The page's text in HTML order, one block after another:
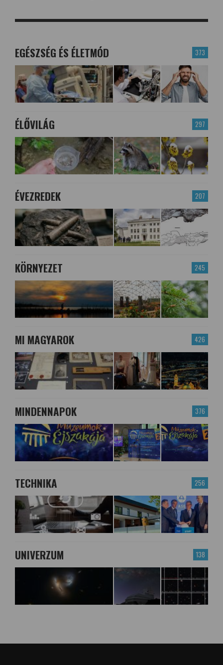
373
EGÉSZSÉG ÉS ÉLETMÓD
297
ÉLŐVILÁG
207
ÉVEZREDEK
245
KÖRNYEZET
426
MI MAGYAROK
376
MINDENNAPOK
256
TECHNIKA
138
UNIVERZUM